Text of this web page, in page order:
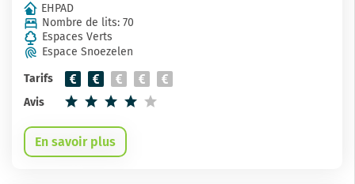
EHPAD
Nombre de lits: 70
Espaces Verts
Espace Snoezelen
Tarifs
Avis
En savoir plus